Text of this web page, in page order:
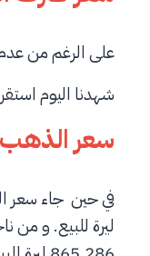
على الرغم من
شهدنا اليوم استقرار سعر صرف
سعر الذهب